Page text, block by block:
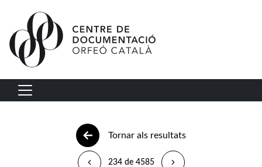
Vés al contingut
Navegació principal
Tornar als resultats
234 de 4585